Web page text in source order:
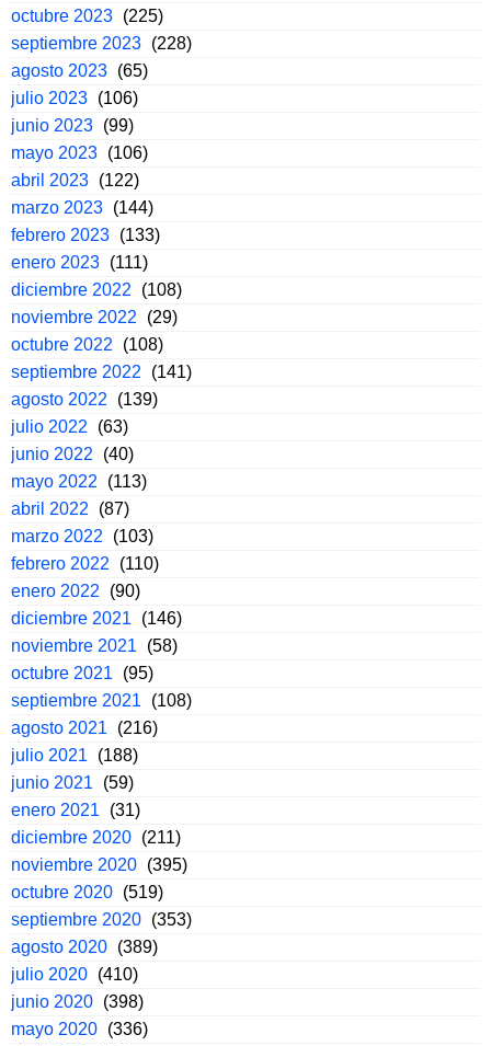
octubre 2023 (225)
septiembre 2023 (228)
agosto 2023 (65)
julio 2023 (106)
junio 2023 (99)
mayo 2023 (106)
abril 2023 (122)
marzo 2023 (144)
febrero 2023 (133)
enero 2023 (111)
diciembre 2022
(108)
noviembre 2022
(29)
octubre 2022
(108)
septiembre 2022
(141)
agosto 2022
(139)
julio 2022
(63)
junio 2022
(40)
mayo 2022
(113)
abril 2022
(87)
marzo 2022
(103)
febrero 2022
(110)
enero 2022
(90)
diciembre 2021
(146)
noviembre 2021
(58)
octubre 2021
(95)
septiembre 2021
(108)
agosto 2021
(216)
julio 2021
(188)
junio 2021
(59)
enero 2021
(31)
diciembre 2020 (211)
noviembre 2020 (395)
octubre 2020 (519)
septiembre 2020 (353)
agosto 2020 (389)
julio 2020 (410)
junio 2020 (398)
mayo 2020 (336)